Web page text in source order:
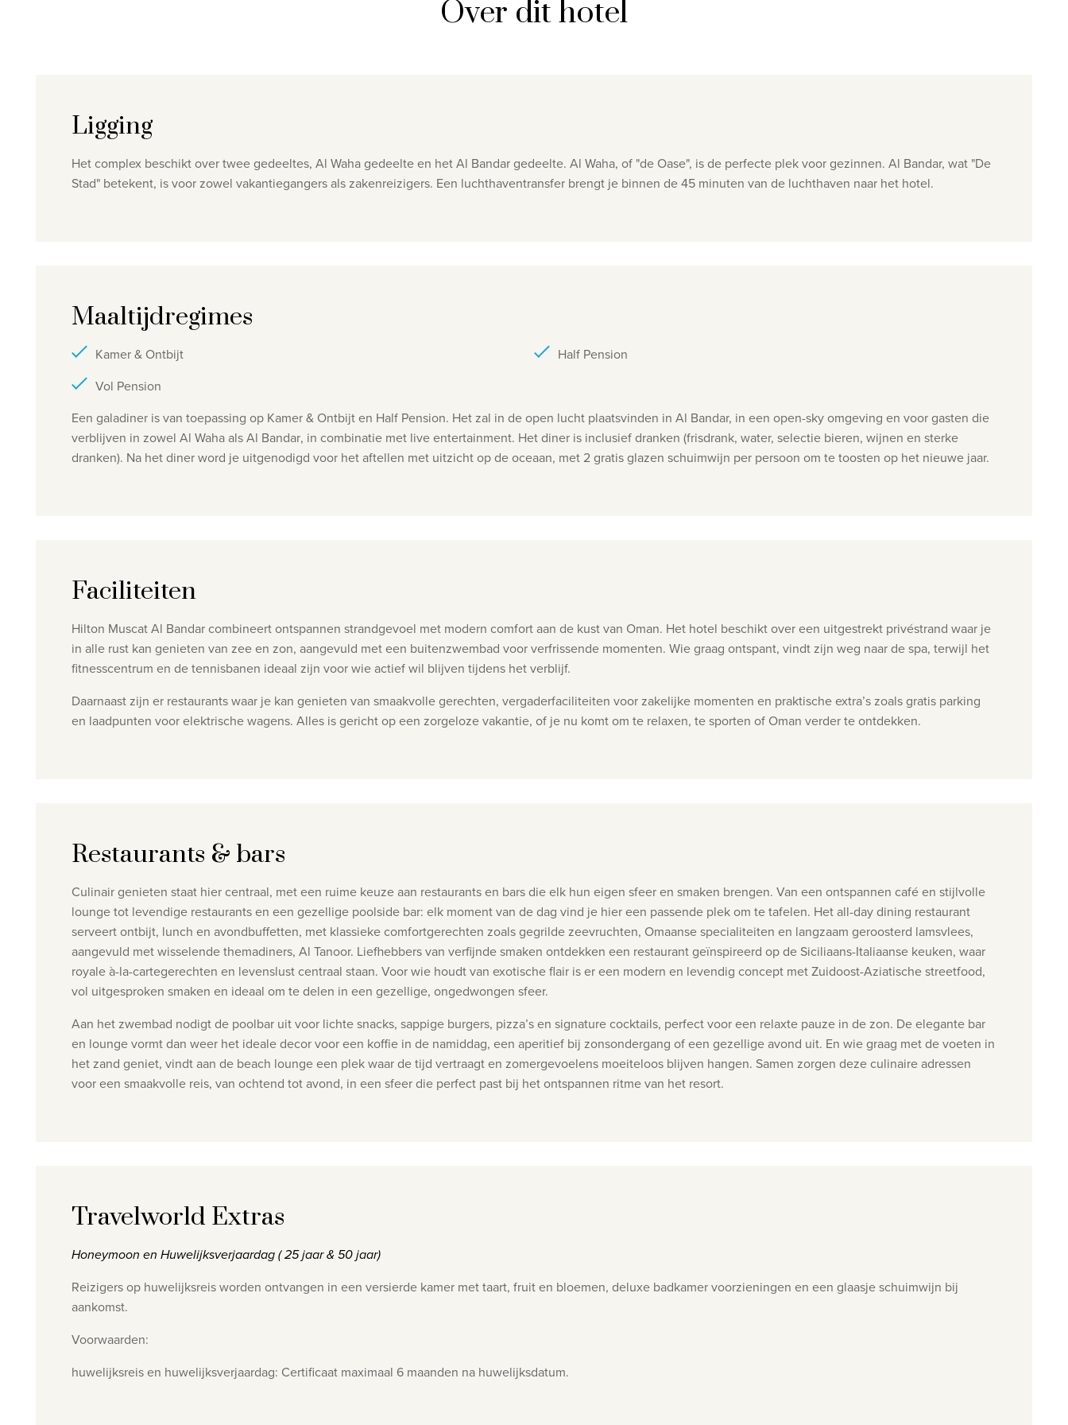
Over dit hotel
Ligging
Het complex beschikt over twee gedeeltes, Al Waha gedeelte en het Al Bandar gedeelte. Al Waha, of "de Oase", is de perfecte plek voor gezinnen. Al Bandar, wat "De
Stad" betekent, is voor zowel vakantiegangers als zakenreizigers. Een luchthaventransfer brengt je binnen de 45 minuten van de luchthaven naar het hotel.
Maaltijdregimes
Kamer & Ontbijt
Half Pension
Vol Pension
Een galadiner is van toepassing op Kamer & Ontbijt en Half Pension. Het zal in de open lucht plaatsvinden in Al Bandar, in een open-sky omgeving en voor gasten die
verblijven in zowel Al Waha als Al Bandar, in combinatie met live entertainment. Het diner is inclusiefdranken (frisdrank, water, selectie bieren, wijnen en sterke
dranken). Na het diner word je uitgenodigd voor het aftellen met uitzicht op de oceaan, met 2 gratis glazen schuimwijn per persoon om te toosten op het nieuwe jaar.
Faciliteiten
Hilton Muscat Al Bandar combineert ontspannen strandgevoel met modern comfort aan de kust van Oman. Het hotel beschikt over een uitgestrekt privéstrand waar je
in alle rust kan genieten van zee en zon, aangevuld met een buitenzwembad voor verfrissende momenten. Wie graag ontspant, vindt zijn weg naar de spa, terwijl het
fitnesscentrum en de tennisbanen ideaal zijn voor wie actief wil blijven tijdens het verblijf.
Daarnaast zijn er restaurants waar je kan genieten van smaakvolle gerechten, vergaderfaciliteiten voor zakelijke momenten en praktische extra’s zoals gratis parking
en laadpunten voor elektrische wagens. Alles is gericht op een zorgeloze vakantie, of je nu komt om te relaxen, te sporten of Oman verder te ontdekken.
Restaurants & bars
Culinair genieten staat hier centraal, met een ruime keuze aan restaurants en bars die elk hun eigen sfeer en smaken brengen. Van een ontspannen café en stijlvolle
lounge tot levendige restaurants en een gezellige poolside bar: elk moment van de dag vind je hier een passende plek om te tafelen. Het all-day dining restaurant
serveert ontbijt, lunch en avondbuffetten, met klassieke comfortgerechten zoals gegrilde zeevruchten, Omaanse specialiteiten en langzaam geroosterd lamsvlees,
aangevuld met wisselende themadiners, Al Tanoor. Liefhebbers van verfijnde smaken ontdekken een restaurant geïnspireerd op de Siciliaans-Italiaanse keuken, waar
royale à-la-cartegerechten en levenslust centraal staan. Voor wie houdt van exotische flair is er een modern en levendig concept met Zuidoost-Aziatische streetfood,
vol uitgesproken smaken en ideaal om te delen in een gezellige, ongedwongen sfeer.
Aan het zwembad nodigt de poolbar uit voor lichte snacks, sappige burgers, pizza’s en signature cocktails, perfect voor een relaxte pauze in de zon. De elegante bar
en lounge vormt dan weer het ideale decor voor een koffie in de namiddag, een aperitief bij zonsondergang of een gezellige avond uit. En wie graag met de voeten in
het zand geniet, vindt aan de beach lounge een plek waar de tijd vertraagt en zomergevoelens moeiteloos blijven hangen. Samen zorgen deze culinaire adressen
voor een smaakvolle reis, van ochtend tot avond, in een sfeer die perfect past bij het ontspannen ritme van het resort.
Travelworld Extras
Honeymoon en Huwelijksverjaardag ( 25 jaar & 50 jaar)
Reizigers op huwelijksreis worden ontvangen in een versierde kamer met taart, fruit en bloemen, deluxe badkamer voorzieningen en een glaasje schuimwijn bij
aankomst.
Voorwaarden:
huwelijksreis en huwelijksverjaardag: Certificaat maximaal 6 maanden na huwelijksdatum.